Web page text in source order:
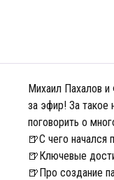
Михаил Пахалов
за эфир! За
поговорить о
🍺С чего начался
🍺Ключевые
🍺Про создание